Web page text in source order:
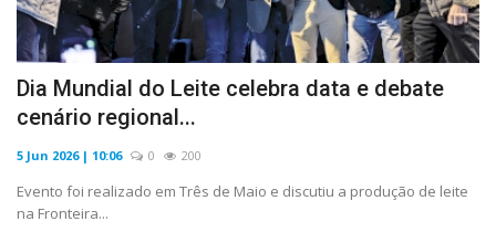
Dia Mundial do Leite celebra data e debate
cenário regional...
5 Jun 2026 | 10:06 0 200
Evento foi realizado em Três de Maio e discutiu a produção de leite
na Fronteira...